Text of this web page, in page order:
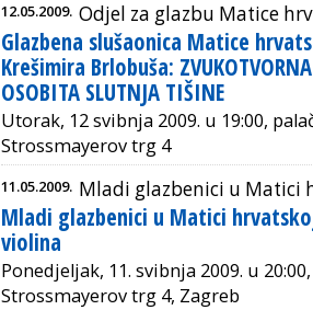
12.05.2009. Odjel za glazbu Matice
Glazbena slušaonica Matice
Krešimira Brlobuša: ZVUKOTVORNA
OSOBITA SLUTNJA TIŠINE
Utorak, 12 svibnja 2009. u 19:00,
Strossmayerov trg 4
11.05.2009. Mladi glazbenici u Matici
Mladi glazbenici u Matici hrvatskoj
violina
Ponedjeljak, 11. svibnja 2009. u
Strossmayerov trg 4, Zagreb